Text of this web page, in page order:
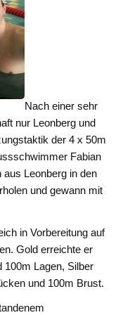
Nach einer sehr
nur Leonberg und
der 4 x 50m
Fabian
Leonberg in den
und gewann mit
in Vorbereitung auf
Gold erreichte er
100m Lagen, Silber
und 100m Brust.